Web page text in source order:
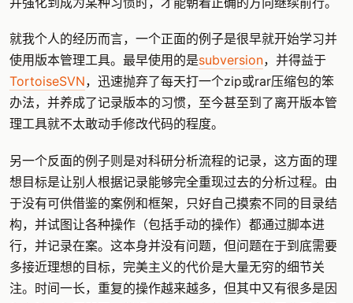
就我个人的经历而言，一个正面的例子是很早就开始学习并
使用版本管理工具。最早使用的是subversion，并得益于
TortoiseSVN，迅速抛弃了每天打一个zip或rar压缩包的笨
办法，并养成了记录版本的习惯，至今甚至到了离开版本管
理工具就不太敢动手修改代码的程度。
另一个反面的例子则是对科研分析流程的记录，这方面的理
想目标是让别人根据记录能够完全重现过去的分析过程。由
于没有可供借鉴的案例和框架，只好自己摸索不同的目录结
构，并试图让各种操作（包括手动的操作）都通过脚本进
行，并记录在案。这本身并没有问题，但问题在于到底需要
多接近理想的目标，完美主义的代价是大量无穷的细节关
注。时间一长，重复的操作越来越多，但其中又有很多是因